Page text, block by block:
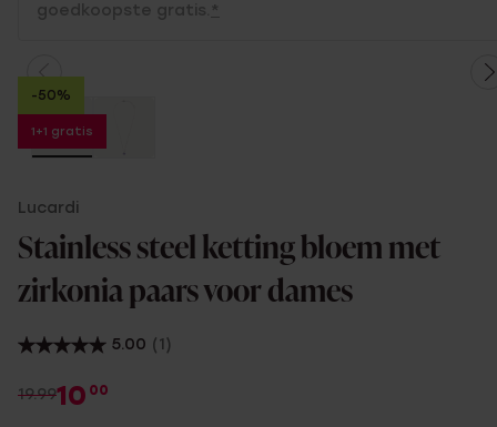
goedkoopste gratis. *
-50%
1+1 gratis
Lucardi
Stainless steel ketting bloem met
zirkonia paars voor dames
5.00 (1)
19.9910 00